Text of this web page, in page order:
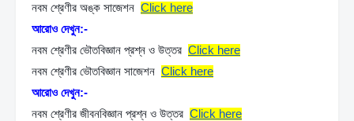
নবম শ্রেণীর অঙ্ক সাজেশন Click here
আরোও দেখুন:-
নবম শ্রেণীর ভৌতবিজ্ঞান প্রশ্ন ও উত্তর Click here
নবম শ্রেণীর ভৌতবিজ্ঞান সাজেশন Click here
আরোও দেখুন:-
নবম শ্রেণীর জীবনবিজ্ঞান প্রশ্ন ও উত্তর Click here